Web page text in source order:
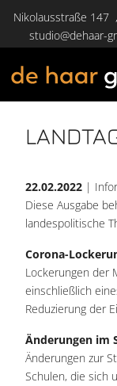
Nikolausstraße 147
studio@dehaar-
22.02.2022 |
Diese Ausgabe
landespolitische
Corona-
Lockerungen der
einschließlich
Reduzierung der
Änderungen im
Änderungen zur
Schulen, die sich